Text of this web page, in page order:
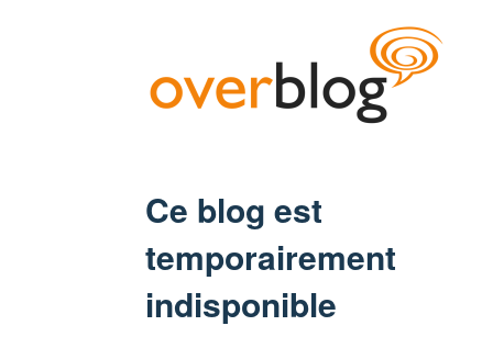
Ce blog est
temporairement
indisponible